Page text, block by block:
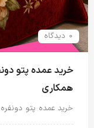
0 دیدگاه
خرید عمده پتو
همکاری
خرید عمده پتو